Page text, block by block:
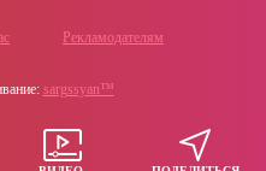
Рекламодателям
sargssyan™